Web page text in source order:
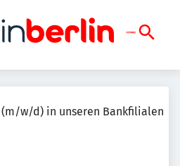
w/d) in unseren Bankfilialen